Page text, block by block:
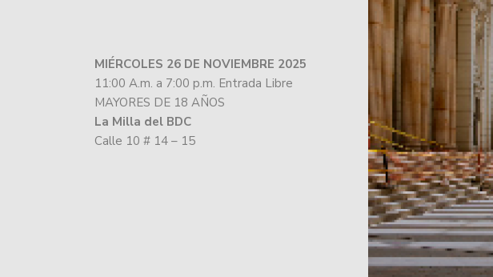
MIÉRCOLES 26 DE NOVIEMBRE 2025
11:00 A.m. a 7:00 p.m. Entrada Libre
MAYORES DE 18 AÑOS
La Milla del BDC
Calle 10 # 14 – 15